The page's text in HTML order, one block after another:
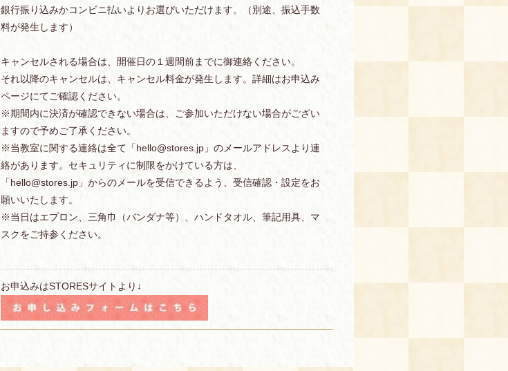
銀行振り込みかコンビニ払いよりお選びいただけます。（別途、振込手数
料が発生します）
キャンセルされる場合は、開催日の１週間前までに御連絡ください。
それ以降のキャンセルは、キャンセル料金が発生します。詳細はお申込み
ページにてご確認ください。
※期間内に決済が確認できない場合は、ご参加いただけない場合がござい
ますので予めご了承ください。
※当教室に関する連絡は全て「hello@stores.jp」のメールアドレスより連
絡があります。セキュリティに制限をかけている方は、
「hello@stores.jp」からのメールを受信できるよう、受信確認・設定をお
願いいたします。
※当日はエプロン、三角巾（バンダナ等）、ハンドタオル、筆記用具、マ
スクをご持参ください。
お申込みはSTORESサイトより↓